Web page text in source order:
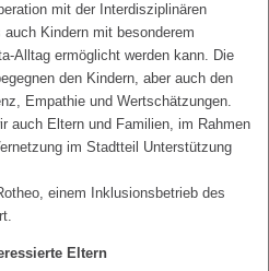
mit der Interdisziplinären
Kindern mit besonderem
Alltag ermöglicht werden kann. Die
den Kindern, aber auch den
Empathie und Wertschätzungen.
auch Eltern und Familien, im Rahmen
im Stadtteil Unterstützung
einem Inklusionsbetrieb des
Eltern